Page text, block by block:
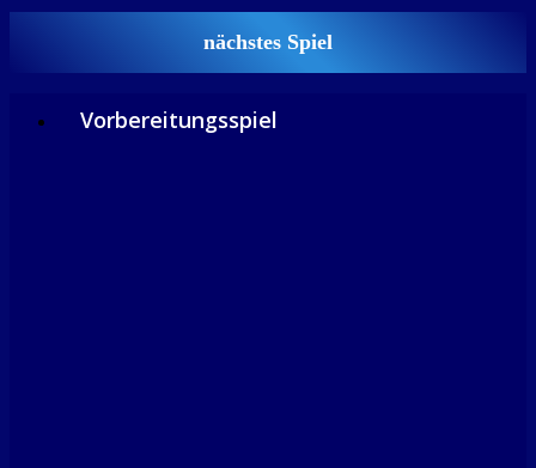
nächstes Spiel
Vorbereitungsspiel